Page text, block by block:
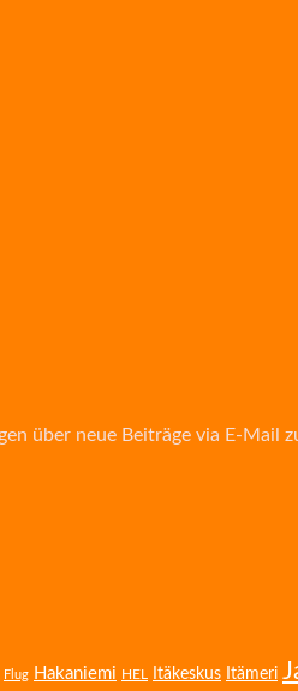
über neue Beiträge via E-Mail
Flug Hakaniemi HEL Itäkeskus Itämeri